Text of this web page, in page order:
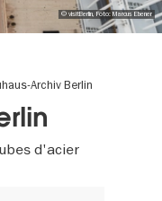
© visitBerlin, Foto: Marcus Ebener
Archiv Berlin
d'acier